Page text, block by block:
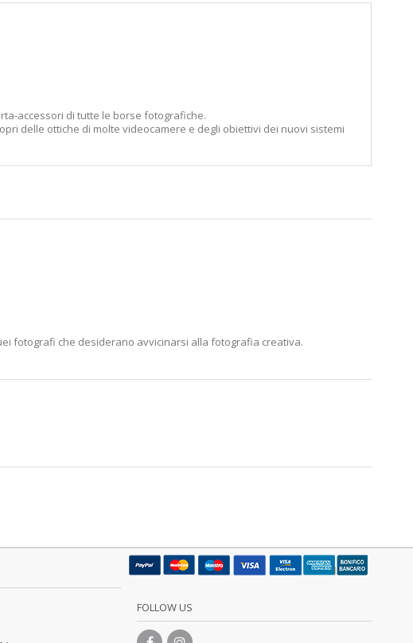
accessori di tutte le borse fotografiche.
delle ottiche di molte videocamere e degli obiettivi dei nuovi sistemi
fotografi che desiderano avvicinarsi alla fotografia creativa.
FOLLOW US